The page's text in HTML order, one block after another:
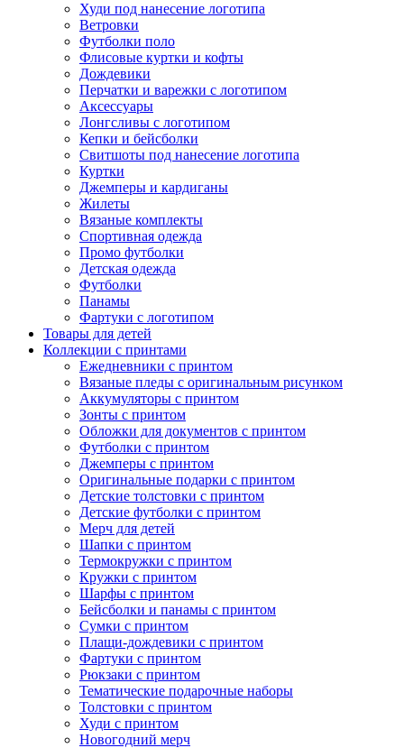
Худи под нанесение логотипа
Ветровки
Футболки поло
Флисовые куртки и кофты
Дождевики
Перчатки и варежки с логотипом
Аксессуары
Лонгсливы с логотипом
Кепки и бейсболки
Свитшоты под нанесение логотипа
Куртки
Джемперы и кардиганы
Жилеты
Вязаные комплекты
Спортивная одежда
Промо футболки
Детская одежда
Футболки
Панамы
Фартуки с логотипом
Товары для детей
Коллекции с принтами
Ежедневники с принтом
Вязаные пледы с оригинальным рисунком
Аккумуляторы с принтом
Зонты с принтом
Обложки для документов с принтом
Футболки с принтом
Джемперы с принтом
Оригинальные подарки с принтом
Детские толстовки с принтом
Детские футболки с принтом
Мерч для детей
Шапки с принтом
Термокружки с принтом
Кружки с принтом
Шарфы с принтом
Бейсболки и панамы с принтом
Сумки с принтом
Плащи-дождевики с принтом
Фартуки с принтом
Рюкзаки с принтом
Тематические подарочные наборы
Толстовки с принтом
Худи с принтом
Новогодний мерч